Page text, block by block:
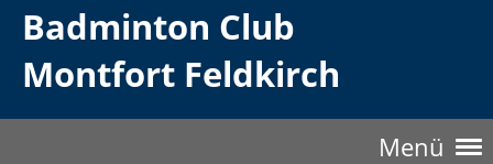
Badminton Club
Montfort Feldkirch
Menü